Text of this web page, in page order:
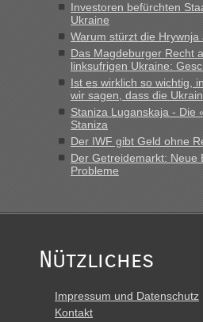
Investoren befürchten
Ukraine
Warum stürzt die Hrywnja
Das Magdeburger Recht
linksufrigen Ukraine:
Ist es wirklich so wichtig,
wir sagen, dass die
Staniza Luganskaja - Die
Staniza
Der IWF gibt Geld ohne
Der Getreidemarkt: Neue
Probleme
Nützliches
Impressum und Datenschutz
Kontakt